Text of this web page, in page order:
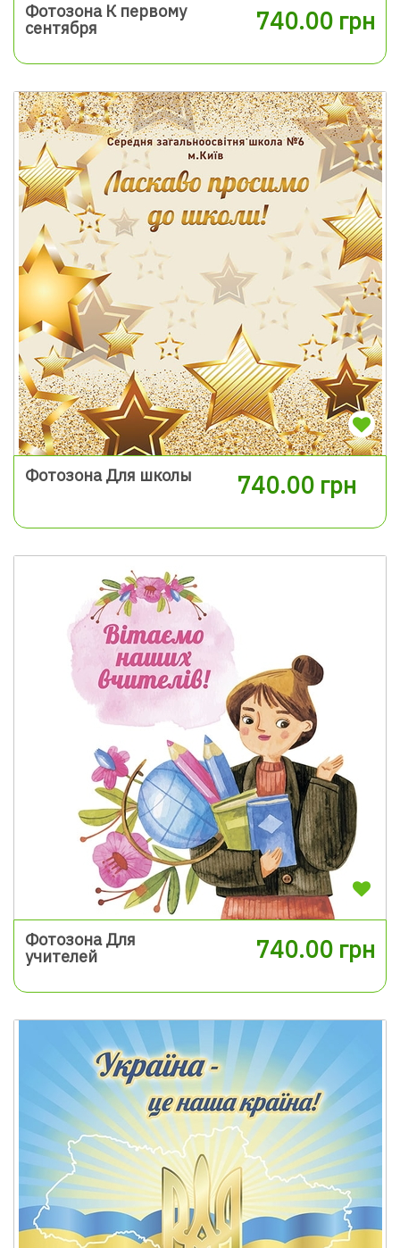
Фотозона К первому
сентября
740.00 грн
Фотозона Для школы 740.00 грн
Фотозона Для
учителей
740.00 грн